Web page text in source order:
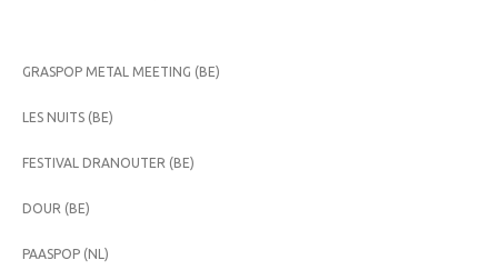
GRASPOP METAL MEETING (BE)
LES NUITS (BE)
FESTIVAL DRANOUTER (BE)
DOUR (BE)
PAASPOP (NL)